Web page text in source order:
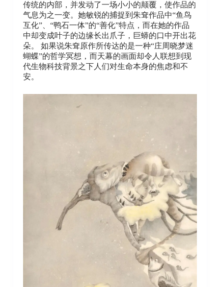
传统的内部，并发动了一场小小的颠覆，使作品的
气息为之一变。她敏锐的捕捉到朱耷作品中“鱼鸟
互化”、“鸭石一体”的“善化”特点，而在她的作品
中却变成叶子的边缘长出爪子，巨蟒的口中开出花
朵。 如果说朱耷原作所传达的是一种“庄周晓梦迷
蝴蝶”的哲学冥想，而天幕的画面却令人联想到现
代生物科技背景之下人们对生命本身的焦虑和不
安。